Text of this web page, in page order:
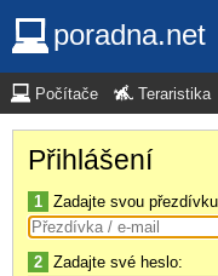
poradna.net
Počítače Teraristika
Přihlášení
1 Zadajte svou
2 Zadajte své heslo: